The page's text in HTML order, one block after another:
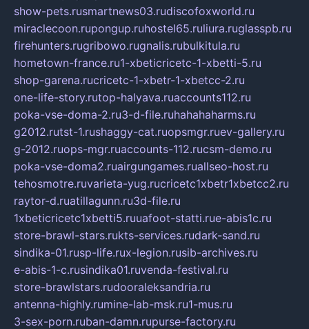
show-pets.rusmartnews03.rudiscofoxworld.ru
miraclecoon.rupongup.ruhostel65.ruliura.ruglasspb.ru
firehunters.rugribowo.rugnalis.rubulkitula.ru
hometown-france.ru1-xbeticricetc-1-xbetti-5.ru
shop-garena.rucricetc-1-xbetr-1-xbetcc-2.ru
one-life-story.rutop-halyava.ruaccounts112.ru
poka-vse-doma-2.ru3-d-file.ruhahahaharms.ru
g2012.rutst-1.rushaggy-cat.ruopsmgr.ruev-gallery.ru
g-2012.ruops-mgr.ruaccounts-112.rucsm-demo.ru
poka-vse-doma2.ruairgungames.ruallseo-host.ru
tehosmotre.ruvarieta-yug.rucricetc1xbetr1xbetcc2.ru
raytor-d.ruatillagunn.ru3d-file.ru
1xbeticricetc1xbetti5.ruuafoot-statti.rue-abis1c.ru
store-brawl-stars.rukts-services.rudark-sand.ru
sindika-01.rusp-life.rux-legion.rusib-archives.ru
e-abis-1-c.rusindika01.ruvenda-festival.ru
store-brawlstars.rudooraleksandria.ru
antenna-highly.rumine-lab-msk.ru1-mus.ru
3-sex-porn.ruban-damn.rupurse-factory.ru